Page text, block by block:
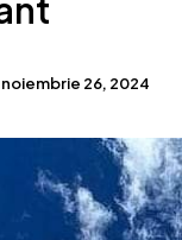
noiembrie 26, 2024